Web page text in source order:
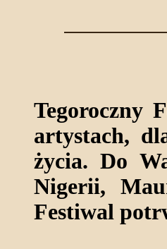
Tegoroczny
artystach,
życia. Do
Nigerii,
Festiwal